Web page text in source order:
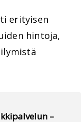
erityisen
hintoja,
–